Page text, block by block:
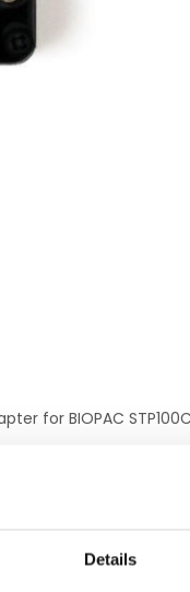
Details
for BIOPAC STP100C
BIOPAC STP100C.
wiring necessary.